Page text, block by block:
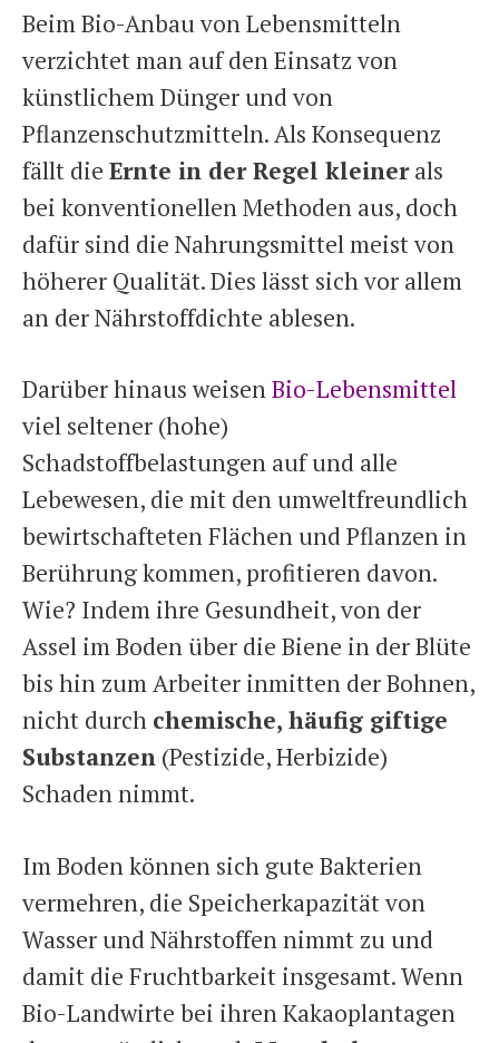
Beim Bio-Anbau von Lebensmitteln
verzichtet man auf den Einsatz von
künstlichem Dünger und von
Pflanzenschutzmitteln. Als Konsequenz
fällt die Ernte in der Regel kleinerals
bei konventionellen Methoden aus, doch
dafür sind die Nahrungsmittel meist von
höherer Qualität. Dies lässt sich vor allem
an der Nährstoffdichte ablesen.
Darüber hinaus weisenBio-Lebensmittel
viel seltener (hohe)
Schadstoffbelastungen auf und alle
Lebewesen, die mit den umweltfreundlich
bewirtschafteten Flächen und Pflanzen in
Berührung kommen, profitieren davon.
Wie? Indem ihre Gesundheit, von der
Assel im Boden über die Biene in der Blüte
bis hin zum Arbeiter inmitten der Bohnen,
nicht durch chemische, häufig giftige
Substanzen (Pestizide, Herbizide)
Schaden nimmt.
Im Boden können sich gute Bakterien
vermehren, die Speicherkapazität von
Wasser und Nährstoffen nimmt zu und
damit die Fruchtbarkeit insgesamt. Wenn
Bio-Landwirte bei ihren Kakaoplantagen